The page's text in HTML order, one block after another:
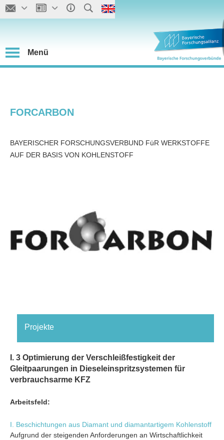
Menü
FORCARBON
BAYERISCHER FORSCHUNGSVERBUND FüR WERKSTOFFE
AUF DER BASIS VON KOHLENSTOFF
Projekte
I. 3 Optimierung der Verschleißfestigkeit der
Gleitpaarungen in Dieseleinspritzsystemen für
verbrauchsarme KFZ
Arbeitsfeld:
I. Beschichtungen aus Diamant und diamantartigem Kohlenstoff
Aufgrund der steigenden Anforderungen an Wirtschaftlichkeit